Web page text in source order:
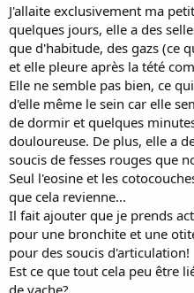
J'allaite exclusivement ma
quelques jours, elle a des
que d'habitude, des gazs (ce
et elle pleure après la tété
Elle ne semble pas bien, ce
d'elle même le sein car elle
de dormir et quelques
douloureuse. De plus, elle a
soucis de fesses rouges que
Seul l'eosine et les
que cela revienne...
Il fait ajouter que je prends
pour une bronchite et une
pour des soucis d'articulation!
Est ce que tout cela peu être
de vache?